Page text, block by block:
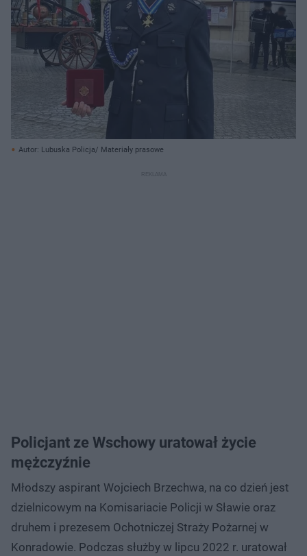
Autor: Lubuska Policja/ Materiały prasowe
Policjant ze Wschowy uratował życie
mężczyźnie
Młodszy aspirant Wojciech Brzechwa, na co dzień jest
dzielnicowym na Komisariacie Policji w Sławie oraz
druhem i prezesem Ochotniczej Straży Pożarnej w
Konradowie. Podczas służby w lipcu 2022 r. uratował